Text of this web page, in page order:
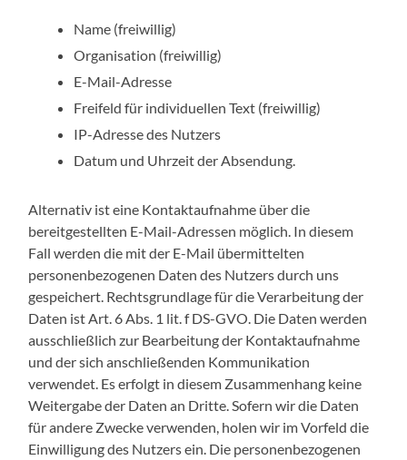
Name (freiwillig)
Organisation (freiwillig)
E-Mail-Adresse
Freifeld für individuellen Text (freiwillig)
IP-Adresse des Nutzers
Datum und Uhrzeit der Absendung.
Alternativ ist eine Kontaktaufnahme über die
bereitgestellten E-Mail-Adressen möglich. In diesem
Fall werden die mit der E-Mail übermittelten
personenbezogenen Daten des Nutzers durch uns
gespeichert. Rechtsgrundlage für die Verarbeitung der
Daten ist Art. 6 Abs. 1 lit. f DS-GVO. Die Daten werden
ausschließlich zur Bearbeitung der Kontaktaufnahme
und der sich anschließenden Kommunikation
verwendet. Es erfolgt in diesem Zusammenhang keine
Weitergabe der Daten an Dritte. Sofern wir die Daten
für andere Zwecke verwenden, holen wir im Vorfeld die
Einwilligung des Nutzers ein. Die personenbezogenen